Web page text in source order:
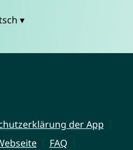
▾
der App
FAQ